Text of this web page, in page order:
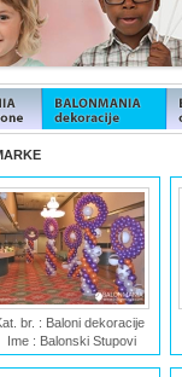
br. : Baloni dekoracije
Ime : Balonski Stupovi